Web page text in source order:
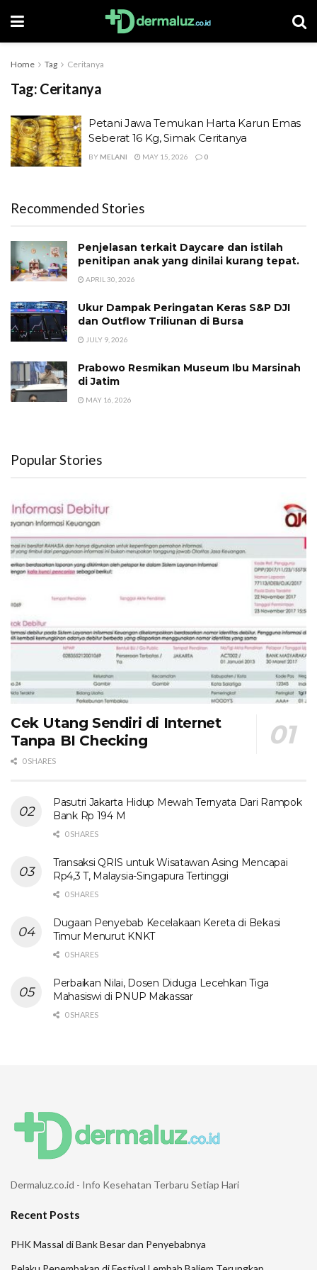
Home Tag Ceritanya
Tag: Ceritanya
Petani Jawa Temukan Harta Karun Emas
Seberat 16 Kg, Simak Ceritanya
BY MELANI MAY 15, 2026 0
Recommended Stories
Penjelasan terkait Daycare dan istilah
penitipan anak yang dinilai kurang tepat.
APRIL 30, 2026
Ukur Dampak Peringatan Keras S&P DJI
dan Outflow Triliunan di Bursa
JULY 9, 2026
Prabowo Resmikan Museum Ibu Marsinah
di Jatim
MAY 16, 2026
Popular Stories
Cek Utang Sendiri di Internet
Tanpa BI Checking
0 SHARES
Pasutri Jakarta Hidup Mewah Ternyata Dari Rampok
Bank Rp 194 M
0 SHARES
Transaksi QRIS untuk Wisatawan Asing Mencapai
Rp4,3 T, Malaysia-Singapura Tertinggi
0 SHARES
Dugaan Penyebab Kecelakaan Kereta di Bekasi
Timur Menurut KNKT
0 SHARES
Perbaikan Nilai, Dosen Diduga Lecehkan Tiga
Mahasiswi di PNUP Makassar
0 SHARES
Dermaluz.co.id - Info Kesehatan Terbaru Setiap Hari
Recent Posts
PHK Massal di Bank Besar dan Penyebabnya